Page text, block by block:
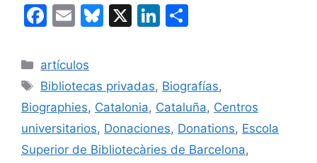
F
c
e
b
o
o
E
ai
l
Bl
s
k
y
X
Li
e
dI
n
p
ar
tir
Categorías
artículos
Etiquetas
Bibliotecas privadas, Biografías,
Biographies, Catalonia, Cataluña, Centros
universitarios, Donaciones, Donations, Escola
Superior de Bibliotecàries de Barcelona,